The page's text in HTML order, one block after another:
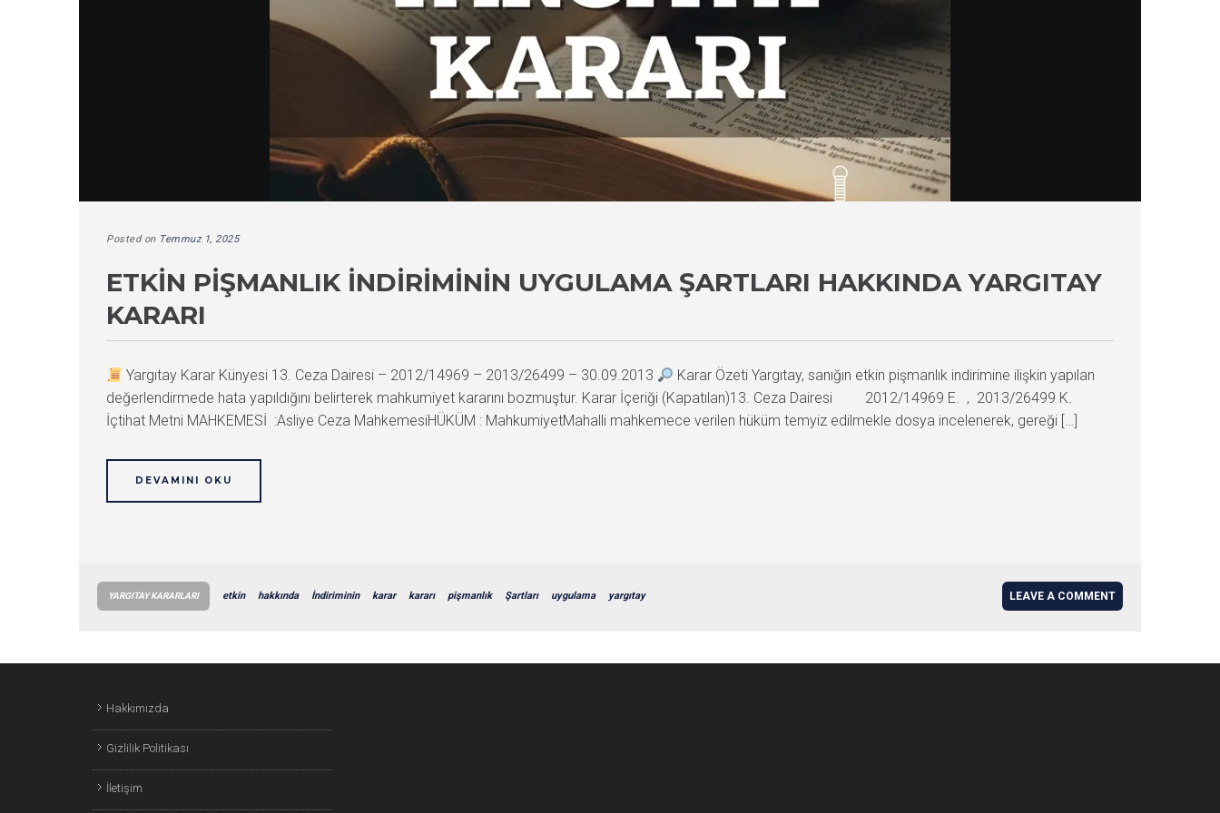
Posted on Temmuz 1, 2025
ETKIN PIŞMANLIK İNDIRIMININ UYGULAMA ŞARTLARI HAKKINDA YARGITAY
KARARI
Yargıtay Karar Künyesi 13. Ceza Dairesi – 2012/14969 – 2013/26499 – 30.09.2013
Karar Özeti Yargıtay, sanığın etkin pişmanlık indirimine ilişkin yapılan
değerlendirmede hata yapıldığını belirterek mahkumiyet kararını bozmuştur. Karar İçeriği (Kapatılan)13. Ceza Dairesi 2012/14969 E. , 2013/26499 K.
İçtihat Metni MAHKEMESİ :Asliye Ceza MahkemesiHÜKÜM : MahkumiyetMahalli mahkemece verilen hüküm temyiz edilmekle dosya incelenerek, gereği […]
DEVAMINI OKU
YARGITAY KARARLARI etkin hakkında İndiriminin karar kararı pişmanlık Şartları uygulama yargıtay LEAVE A COMMENT
Hakkımızda
Gizlilik Politikası
İletişim